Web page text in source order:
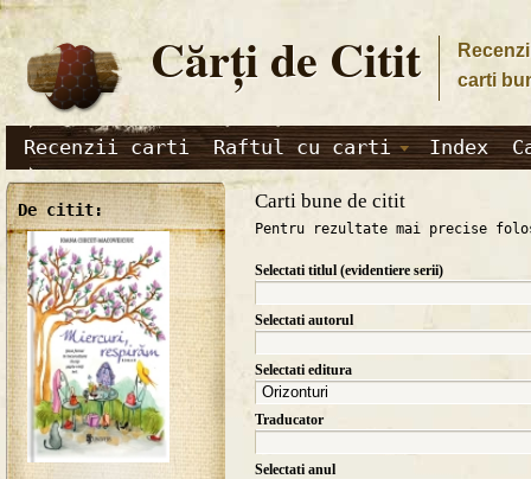
Cărţi de Citit
carti
Recenzii carti Raftul cu carti Index
De citit: Carti bune de citit
Pentru rezultate mai precise
Selectati titlul (evidentiere serii)
Selectati autorul
Selectati editura
Traducator
Selectati anul